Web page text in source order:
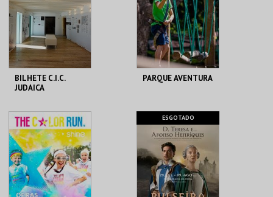
MAIS INFO
COMPRAR
MAIS INFO
COMPRAR
BILHETE C.I.C.
JUDAICA
MUSEU MUNICIPAL T.
VEDRAS
MAIS INFO
COMPRAR
PARQUE AVENTURA
PARQUE
ORNITOLÓGICO
MAIS INFO
COMPRAR
ESGOTADO